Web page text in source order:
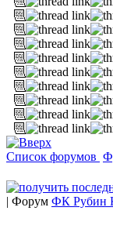
Список форумов
| Форум ФК Рубин